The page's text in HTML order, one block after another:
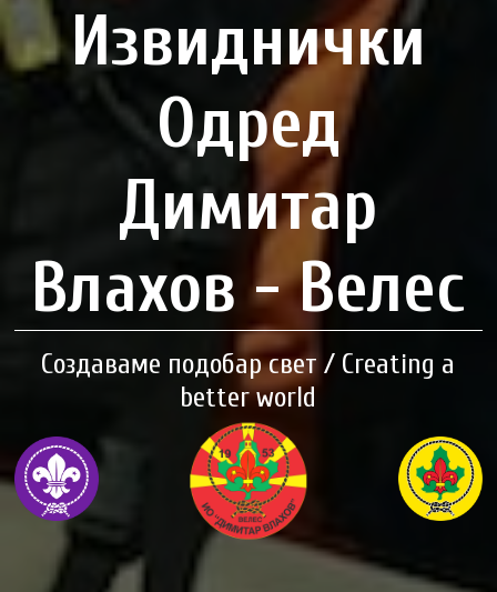
Извиднички
Одред
Димитар
Влахов - Велес
Создаваме подобар свет / Creating a
better world